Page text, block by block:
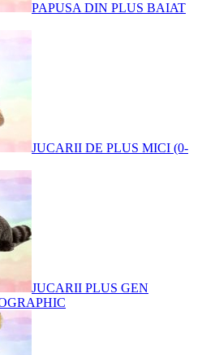
PAPUSA DIN PLUS BAIAT
JUCARII DE PLUS MICI (0-
JUCARII PLUS GEN